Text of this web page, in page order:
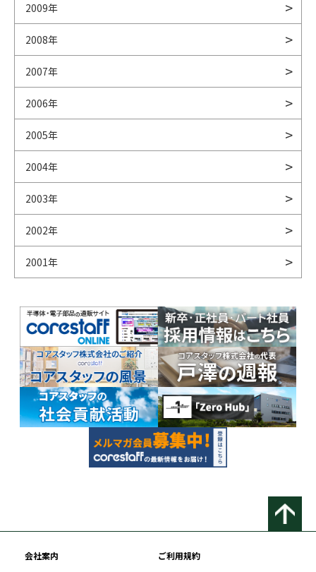
2009年
2008年
2007年
2006年
2005年
2004年
2003年
2002年
2001年
会社案内
ご利用規約